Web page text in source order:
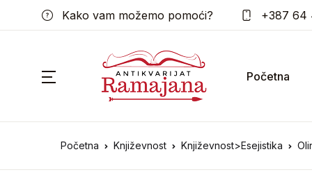
Kako vam možemo pomoći? +387 64
Početna
Početna Književnost Književnost>Esejistika